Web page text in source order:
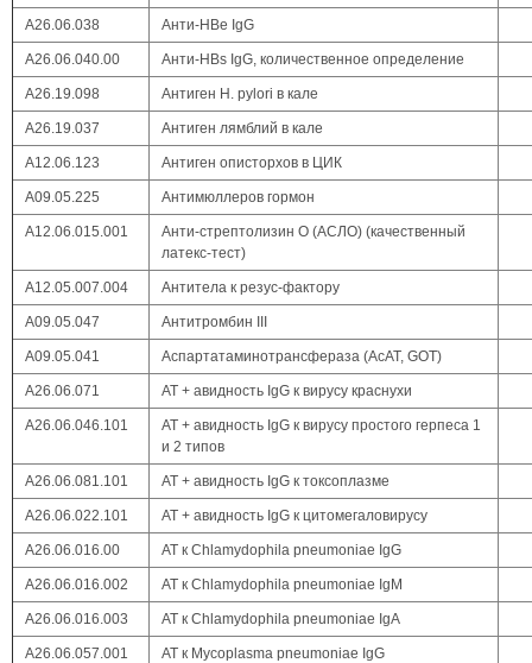
А26.06.038 Анти-HBe IgG
А26.06.040.00 Анти-HBs IgG, количественное определение
А26.19.098 Антиген H. pylori в кале
А26.19.037 Антиген лямблий в кале
А12.06.123 Антиген описторхов в ЦИК
А09.05.225 Антимюллеров гормон
А12.06.015.001
Анти-стрептолизин О (АСЛО) (качественный
латекс-тест)
А12.05.007.004 Антитела к резус-фактору
А09.05.047 Антитромбин III
А09.05.041 Аспартатаминотрансфераза (АсАТ, GOT)
A26.06.071 АТ + авидность IgG к вирусу краснухи
A26.06.046.101
АТ + авидность IgG к вирусу простого герпеса 1
и 2 типов
А26.06.081.101 АТ + авидность IgG к токсоплазме
A26.06.022.101 АТ + авидность IgG к цитомегаловирусу
A26.06.016.00 АТ к Chlamydophila pneumoniae IgG
A26.06.016.002 АТ к Chlamydophila pneumoniae IgM
A26.06.016.003 АТ к Chlamydophila pneumoniae IgА
А26.06.057.001 АТ к Mycoplasma pneumoniae IgG